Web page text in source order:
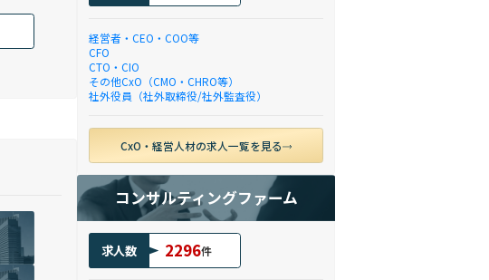
経営者・CEO・COO等
CFO
CTO・CIO
その他CxO（CMO・CHRO等）
社外役員（社外取締役/社外監査役）
CxO・経営人材の求人一覧を見る
コンサルティングファーム
求人数 2296件